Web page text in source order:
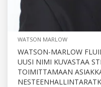
WATSON MARLOW
WATSON-MARLOW
UUSI NIMI KUVASTAA
TOIMITTAMAAN